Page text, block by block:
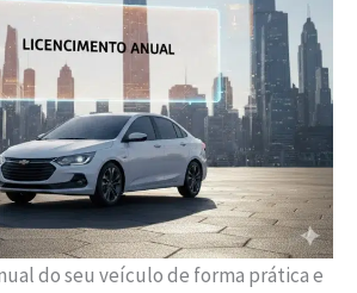
do seu veículo de forma prática e